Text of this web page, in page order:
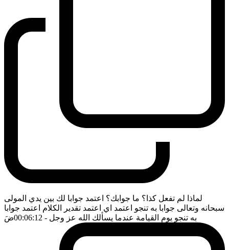
لماذا لم تفعل كذا؟ ما جوابك؟ اعتمد جوابا لك بين يدي المولى
سبحانه وتعالى جوابا به تنجو اعتمد اي اعتمد تقدير الكلام اعتمد جوابا
به تنجو يوم القيامة عندما يسألك الله عز وجل - 00:06:12 ضَ